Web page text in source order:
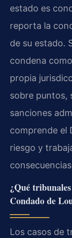
estado es
reporta la
de su estado.
condena
propia
sobre puntos,
sanciones
comprende el
riesgo y
¿Qué
Condado de
Los casos de